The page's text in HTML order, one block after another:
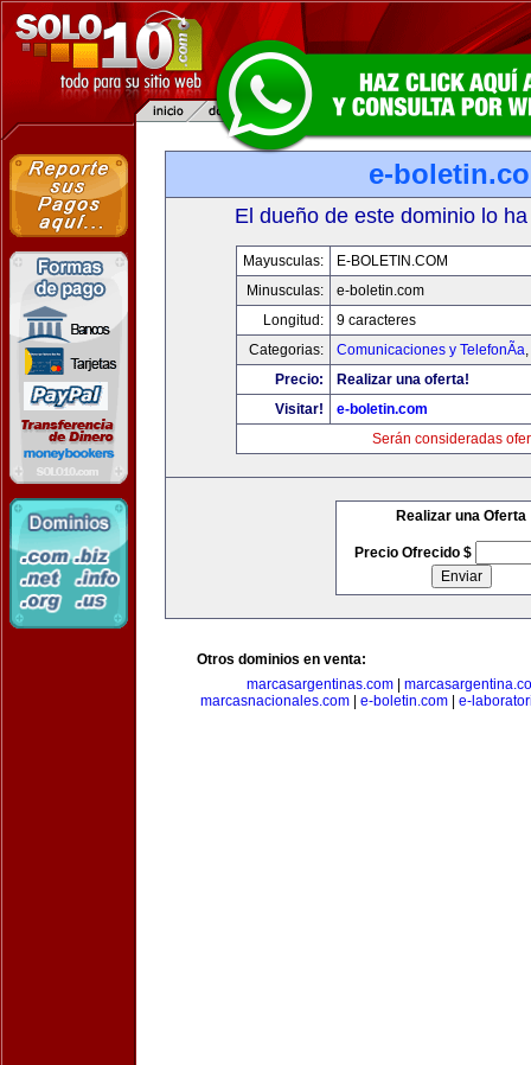
e-
El dueño de este dominio lo
Mayusculas:
E-BOLETIN.COM
Minusculas:
e-boletin.com
Longitud:
9 caracteres
Categorias:
Comunicaciones y TelefonÃ­a,
Precio:
Realizar una oferta!
Visitar!
e-boletin.com
Serán consideradas
Realizar una Oferta
Precio Ofrecido $
Otros dominios en venta:
marcasargentinas.com
marcasnacionales.com| e-boletin.com| e-